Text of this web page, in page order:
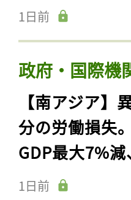
1日前
政府・国際機
【南アジア】
分の労働損失
GDP最大7%
1日前